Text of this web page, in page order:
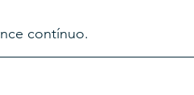
contínuo.